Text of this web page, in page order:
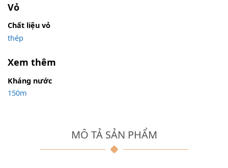
MÔ TẢ SẢN PHẨM
Vỏ
Chất liệu vỏ
thép
Xem thêm
Kháng nước
150m